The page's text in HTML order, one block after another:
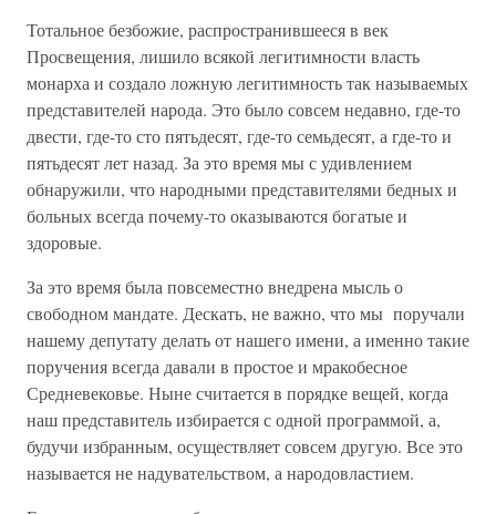
Тотальное безбожие, распространившееся в век
Просвещения, лишило всякой легитимности власть
монарха и создало ложную легитимность так называемых
представителей народа. Это было совсем недавно, где-то
двести, где-то сто пятьдесят, где-то семьдесят, а где-то и
пятьдесят лет назад. За это время мы с удивлением
обнаружили, что народными представителями бедных и
больных всегда почему-то оказываются богатые и
здоровые.
За это время была повсеместно внедрена мысль о
свободном мандате. Дескать, не важно, что мы поручали
нашему депутату делать от нашего имени, а именно такие
поручения всегда давали в простое и мракобесное
Средневековье. Ныне считается в порядке вещей, когда
наш представитель избирается с одной программой, а,
будучи избранным, осуществляет совсем другую. Все это
называется не надувательством, а народовластием.